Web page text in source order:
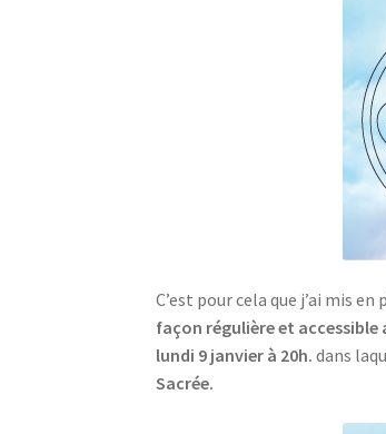
C’est pour cela que j’ai mis
façon régulière et accessible
lundi 9 janvier à 20h.dans
Sacrée.